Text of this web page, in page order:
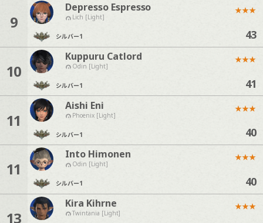
9
Depresso Espresso
Lich [Light]
シルバー1
★★★
43
10
Kuppuru Catlord
Odin [Light]
シルバー1
★★★
41
11
Aishi Eni
Phoenix [Light]
シルバー1
★★★
40
11
Into Himonen
Odin [Light]
シルバー1
★★★
40
13
Kira Kihrne
Twintania [Light]
★★★